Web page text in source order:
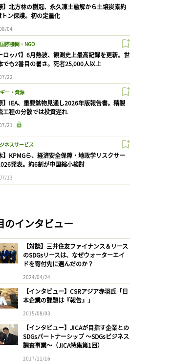
】北方林の樹冠、永久凍土融解から土壌炭素約
ン保護。初の定量化
04
際機関・NGO
ロッパ】6月熱波、観測史上最高記録を更新。世
でも2番目の暑さ。死者25,000人以上
22
ー・資源
】IEA、重要鉱物見通し2026年版報告書。精製
工程の分散では投資遅れ
21
ネスサービス
】KPMGら、経済安全保障・地政学リスクサー
発表。約6割が中国縮小検討
13
のインタビュー
【対談】三井住友ファイナンス＆リース
のSDGsリースは、なぜウォーターエイ
ドを寄付先に選んだのか？
2024/04/24
【インタビュー】CSRアジア赤羽氏「日
本企業の課題は『報告』」
2015/08/03
【インタビュー】JICAが目指す企業との
SDGsパートナーシップ 〜SDGsビジネス
調査事業〜（JICA特集第1回）
2017/11/16